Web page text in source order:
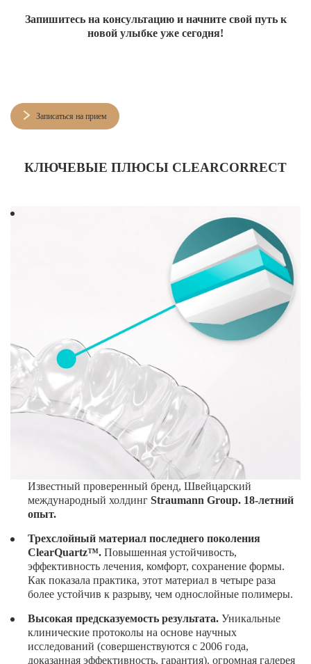
Запишитесь на консультацию и начните свой путь к
новой улыбке уже сегодня!
Записаться на прием
КЛЮЧЕВЫЕ ПЛЮСЫ CLEARCORRECT
Известный проверенный бренд, Швейцарский
международный холдинг Straumann Group. 18-летний
опыт.
Трехслойный материал последнего поколения
ClearQuartz™. Повышенная устойчивость,
эффективность лечения, комфорт, сохранение формы.
Как показала практика, этот материал в четыре раза
более устойчив к разрыву, чем однослойные полимеры.
Высокая предсказуемость результата. Уникальные
клинические протоколы на основе научных
исследований (совершенствуются с 2006 года,
доказанная эффективность, гарантия). огромная галерея